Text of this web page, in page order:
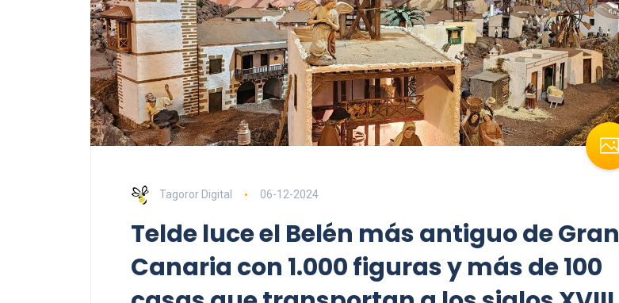
Tagoror Digital 06-12-2024
Telde luce el Belén más antiguo de Gran
Canaria con 1.000 figuras y más de 100